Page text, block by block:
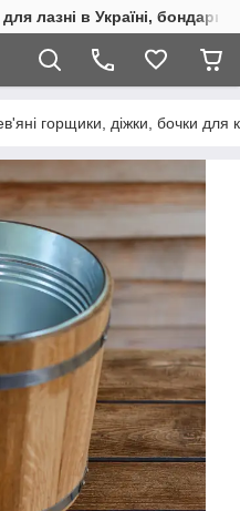
лазні в Україні, бондарні
горщики, діжки, бочки для